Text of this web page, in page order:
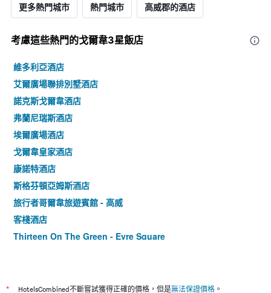
更多熱門城市 熱門城市 高威郡的酒店
考慮這些熱門的戈爾韋3星​飯店
維多利亞酒店
艾爾廣場聯排別墅酒店
諾克斯戈爾韋酒店
弗蘭尼瑞斯酒店
埃爾廣場酒店
戈爾韋皇家酒店
康諾特酒店
斯格芬頓亞姆斯酒店
旅行者哥爾韋旅遊賓館 - 高威
客棧酒店
Thirteen On The Green - Eyre Square
灰樹叢旅館
* HotelsCombined不斷嘗試獲得正確的價格，但是無法保證價格 。